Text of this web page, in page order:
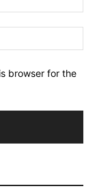
browser for the